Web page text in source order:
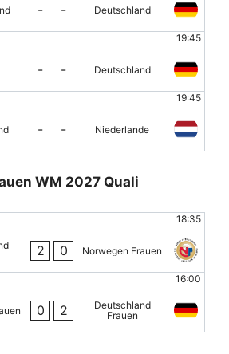
- - Deutschland
19:45
- - Deutschland
19:45
- - Niederlande
WM 2027 Quali
18:35
2 0 Norwegen Frauen
16:00
0 2
Deutschland
Frauen